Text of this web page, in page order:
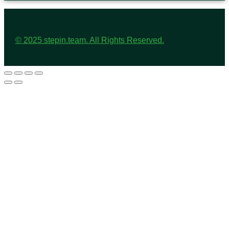
© 2025 stepin.team. All Rights Reserved.